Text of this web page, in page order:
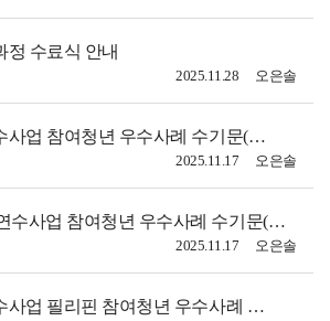
정 수료식 안내
오은솔
2025.11.28
2025 해외취업연수사업 참여청년 우수사례 수기문(호텔외식서비스)
오은솔
2025.11.17
2025 해외취업연수사업 참여청년 우수사례 수기문(호텔외식서비스)
오은솔
2025.11.17
2025 해외취업연수사업 필리핀 참여청년 우수사례 수기문